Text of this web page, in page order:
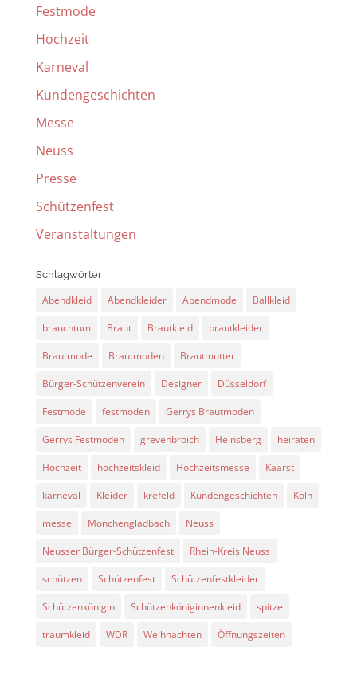
Festmode
Hochzeit
Karneval
Kundengeschichten
Messe
Neuss
Presse
Schützenfest
Veranstaltungen
Schlagwörter
Abendkleid Abendkleider Abendmode Ballkleid
brauchtum Braut Brautkleid brautkleider
Brautmode Brautmoden Brautmutter
Bürger-Schützenverein Designer Düsseldorf
Festmode festmoden Gerrys Brautmoden
Gerrys Festmoden grevenbroich Heinsberg heiraten
Hochzeit hochzeitskleid Hochzeitsmesse Kaarst
karneval Kleider krefeld Kundengeschichten Köln
messe Mönchengladbach Neuss
Neusser Bürger-Schützenfest Rhein-Kreis Neuss
schützen Schützenfest Schützenfestkleider
Schützenkönigin Schützenköniginnenkleid spitze
traumkleid WDR Weihnachten Öffnungszeiten